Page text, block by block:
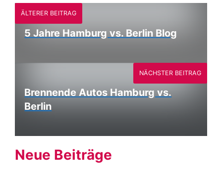
ÄLTERER BEITRAG
5 Jahre Hamburg vs. Berlin Blog
Brennende Autos Hamburg vs.
Berlin
NÄCHSTER BEITRAG
Neue Beiträge